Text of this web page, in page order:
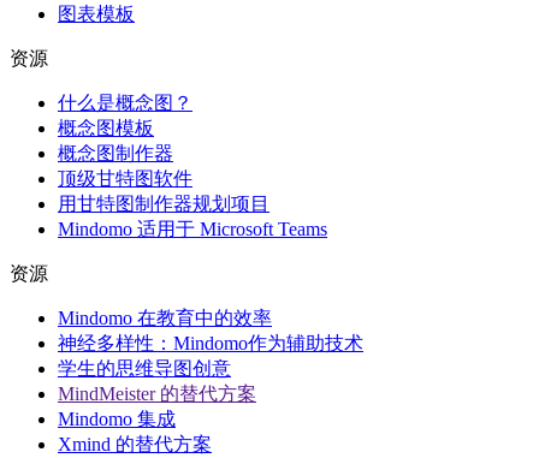
图表模板
资源
什么是概念图？
概念图模板
概念图制作器
顶级甘特图软件
用甘特图制作器规划项目
Mindomo 适用于 Microsoft Teams
资源
Mindomo 在教育中的效率
神经多样性：Mindomo作为辅助技术
学生的思维导图创意
MindMeister 的替代方案
Mindomo 集成
Xmind 的替代方案